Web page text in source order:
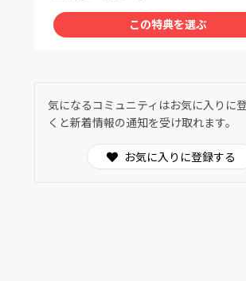
この特典を選ぶ
気になるコミュニティはお気に入りに
くと新着情報の通知を受け取れます。
お気に入りに登録する